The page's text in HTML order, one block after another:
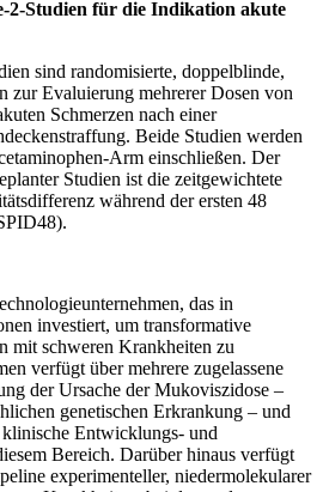
2-Studien für die Indikation akute
sind randomisierte, doppelblinde,
zur Evaluierung mehrerer Dosen von
Schmerzen nach einer
Beide Studien werden
Arm einschließen. Der
Studien ist die zeitgewichtete
während der ersten 48
das in
investiert, um transformative
mit schweren Krankheiten zu
verfügt über mehrere zugelassene
der Ursache der Mukoviszidose –
genetischen Erkrankung – und
Entwicklungs- und
Bereich. Darüber hinaus verfügt
experimenteller, niedermolekularer